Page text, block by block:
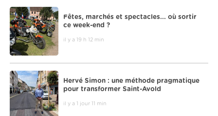
Fêtes, marchés et spectacles... où sortir
ce week-end ?
il y a 19 h 12 min
Hervé Simon : une méthode pragmatique
pour transformer Saint-Avold
il y a 1 jour 11 min